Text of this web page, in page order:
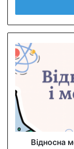
r
y
u
r
E
a
i
d
Відносна